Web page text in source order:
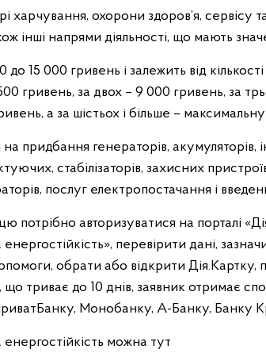
харчування, охорони здоров’я, сервісу
інші напрями діяльності, що мають
15 000 гривень і залежить від
гривень, за двох – 9 000 гривень, за
а за шістьох і більше –
придбання генераторів, акумуляторів,
стабілізаторів, захисних
послуг електропостачання і
авторизуватися на порталі
перевірити дані,
обрати або відкрити Дія.Картку,
що триває до 10 днів, заявник отримає
Монобанку, А-Банку, Банку
можна тут